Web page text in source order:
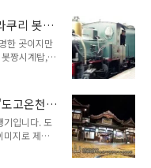
로시마 세
대한 자세
재밌게 봐주
온천본관' 온
료칸여행-유
쿠라츠루
지마 1편 -
쿠리 봇짱
여행)
한 곳이지만
짱시계탑,
은 통이미
요^^ 일본에
여행기 (세토
리! - 유바라
토우치, 유
1편 (오카
고온천
츠야마)
기입니다. 도
미지로 제작
요! 줄리의